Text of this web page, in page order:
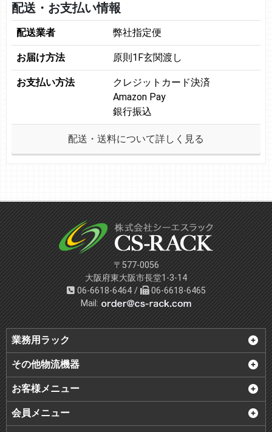
配送・お支払い情報
配送業者 弊社指定便
お届け方法 原則1F玄関渡し
お支払い方法
クレジットカード決済
Amazon Pay
銀行振込
配送・送料について詳しく見る
〒577-0056
大阪府東大阪市長堂1-3-14
06-6618-6464 /
06-6618-6465
Mail:
業務用ラック
その他物流機器
お客様メニュー
会員メニュー